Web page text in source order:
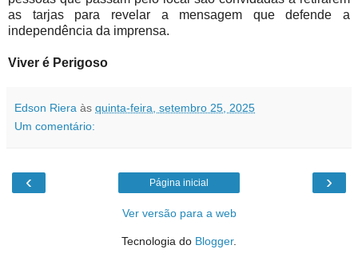
as tarjas para revelar a mensagem que defende a
independência da imprensa.
Viver é Perigoso
Edson Riera às quinta-feira, setembro 25, 2025
Um comentário:
‹ ›
Página inicial
Ver versão para a web
Tecnologia do Blogger.